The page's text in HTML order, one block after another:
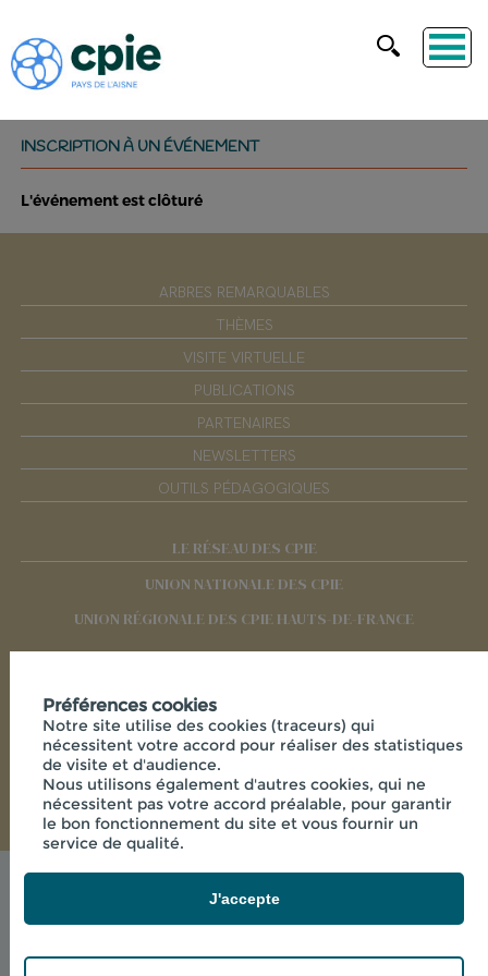
INSCRIPTION À UN ÉVÉNEMENT
L'événement est clôturé
ARBRES REMARQUABLES
THÈMES
VISITE VIRTUELLE
PUBLICATIONS
PARTENAIRES
NEWSLETTERS
OUTILS PÉDAGOGIQUES
LE RÉSEAU DES CPIE
UNION NATIONALE DES CPIE
UNION RÉGIONALE DES CPIE HAUTS-DE-FRANCE
RÉSEAUX SOCIAUX
Mentions légales
© 2026 - CPIE PAYS DE L'AISNE - 33 RUE DES
Préférences cookies
Notre site utilise des cookies (traceurs) qui
nécessitent votre accord pour réaliser des statistiques
de visite et d'audience.
Nous utilisons également d'autres cookies, qui ne
nécessitent pas votre accord préalable, pour garantir
le bon fonctionnement du site et vous fournir un
service de qualité.
J'accepte